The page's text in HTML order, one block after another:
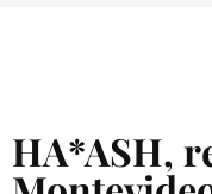
HA*ASH,